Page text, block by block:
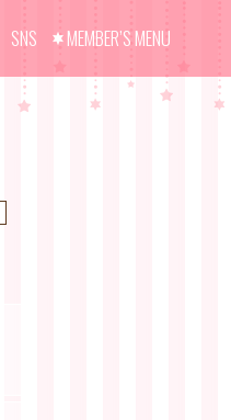
SNS MEMBER’S MENU